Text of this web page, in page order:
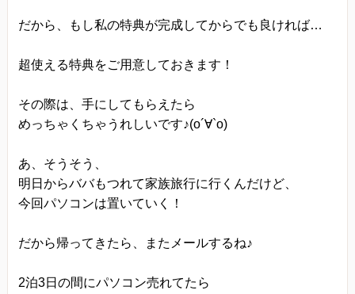
だから、もし私の特典が完成してからでも良ければ…
超使える特典をご用意しておきます！
その際は、手にしてもらえたら
めっちゃくちゃうれしいです♪(o´∀`o)
あ、そうそう、
明日からババもつれて家族旅行に行くんだけど、
今回パソコンは置いていく！
だから帰ってきたら、またメールするね♪
2泊3日の間にパソコン売れてたら